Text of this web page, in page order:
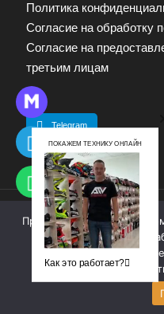
Политика
Согласие на обработку
Согласие на
третьим лицам
Telegram
© 2009—2025.
Материалы,
публичной офертой.
Продолжая работу с
cookie-файлов.
информации на
соответствии с
ПОКАЖЕМ ТЕХНИКУ ОНЛАЙН
Как это работает?